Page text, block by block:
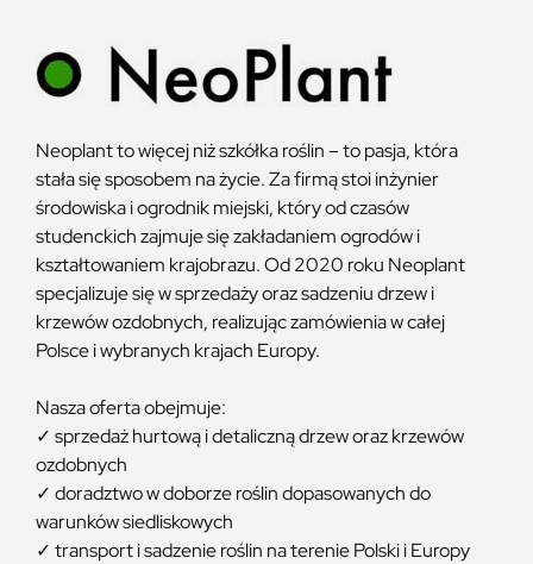
Neoplant to więcej niż szkółka roślin – to pasja, która
stała się sposobem na życie. Za firmą stoi inżynier
środowiska i ogrodnik miejski, który od czasów
studenckich zajmuje się zakładaniem ogrodów i
kształtowaniem krajobrazu. Od 2020 roku Neoplant
specjalizuje się w sprzedaży oraz sadzeniu drzew i
krzewów ozdobnych, realizując zamówienia w całej
Polsce i wybranych krajach Europy.
Nasza oferta obejmuje:
✓ sprzedaż hurtową i detaliczną drzew oraz krzewów
ozdobnych
✓ doradztwo w doborze roślin dopasowanych do
warunków siedliskowych
✓ transport i sadzenie roślin na terenie Polski i Europy